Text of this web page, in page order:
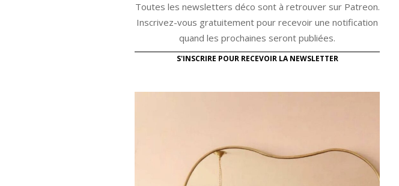
Toutes les newsletters déco sont à retrouver sur Patreon.
Inscrivez-vous gratuitement pour recevoir une notification
quand les prochaines seront publiées.
S'INSCRIRE POUR RECEVOIR LA NEWSLETTER